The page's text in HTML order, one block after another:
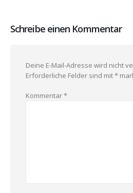
Schreibe einen Kommentar
Deine E-Mail-Adresse wird nicht
Erforderliche Felder sind mit*
Kommentar*